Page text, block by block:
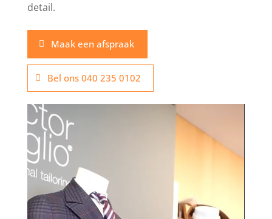
detail.
Maak een afspraak
Bel ons 040 235 0102
Videospeler